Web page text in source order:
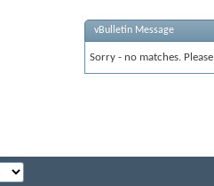
vBulletin Message
Sorry - no matches.